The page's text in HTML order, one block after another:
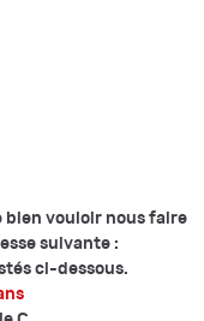
bien vouloir nous faire
suivante :
ci-dessous.